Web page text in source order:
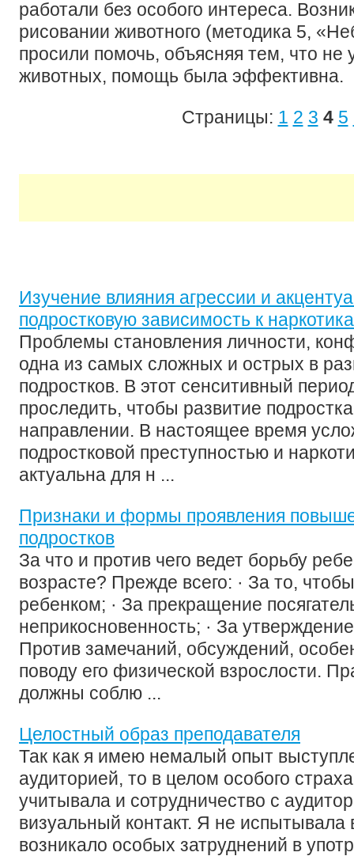
работали без особого интереса.
рисовании животного (методика 5,
просили помочь, объясняя тем, что не
животных, помощь была эффективна.
Страницы: 1 2 3 4 5
Изучение влияния агрессии и
подростковую зависимость к
Проблемы становления личности,
одна из самых сложных и острых в
подростков. В этот сенситивный
проследить, чтобы развитие
направлении. В настоящее время
подростковой преступностью и
актуальна для н ...
Признаки и формы проявления
подростков
За что и против чего ведет борьбу
возрасте? Прежде всего: · За то,
ребенком; · За прекращение
неприкосновенность; · За
Против замечаний, обсуждений,
поводу его физической взрослости.
должны соблю ...
Целостный образ преподавателя
Так как я имею немалый опыт
аудиторией, то в целом особого
учитывала и сотрудничество с
визуальный контакт. Я не испытывала
возникало особых затруднений в